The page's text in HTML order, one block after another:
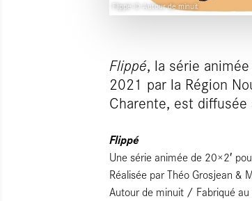
Flippé © Autour de minuit
Flippé, la série
2021 par la Région
Charente, est diffusée
Flippé
Une série animée de 20×2′
Réalisée par Théo Grosjean &
Autour de minuit / Fabriqué